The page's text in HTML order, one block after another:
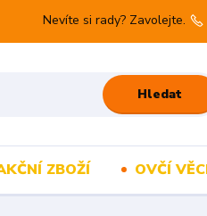
Hledat
Nevíte si rady? Zavolejte.
ZBOŽÍ OVČÍ